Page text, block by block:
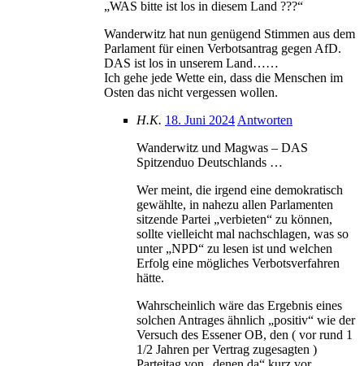
„WAS bitte ist los in diesem Land ???“
Wanderwitz hat nun genügend Stimmen aus dem
Parlament für einen Verbotsantrag gegen AfD.
DAS ist los in unserem Land……
Ich gehe jede Wette ein, dass die Menschen im
Osten das nicht vergessen wollen.
H.K. 18. Juni 2024 Antworten
Wanderwitz und Magwas – DAS
Spitzenduo Deutschlands …
Wer meint, die irgend eine demokratisch
gewählte, in nahezu allen Parlamenten
sitzende Partei „verbieten“ zu können,
sollte vielleicht mal nachschlagen, was so
unter „NPD“ zu lesen ist und welchen
Erfolg eine mögliches Verbotsverfahren
hätte.
Wahrscheinlich wäre das Ergebnis eines
solchen Antrages ähnlich „positiv“ wie der
Versuch des Essener OB, den ( vor rund 1
1/2 Jahren per Vertrag zugesagten )